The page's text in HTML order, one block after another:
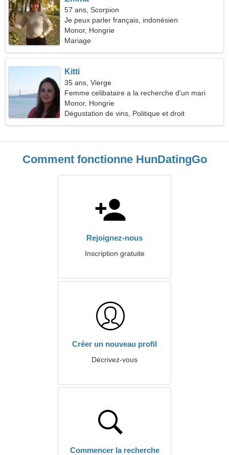
57 ans, Scorpion
Je peux parler français, indonésien
Monor, Hongrie
Mariage
Kitti
35 ans, Vierge
Femme celibataire a la recherche d'un mari
Monor, Hongrie
Dégustation de vins, Politique et droit
Comment fonctionne HunDatingGo
Rejoignez-nous
Inscription gratuite
Créer un nouveau profil
Décrivez-vous
Commencer la recherche